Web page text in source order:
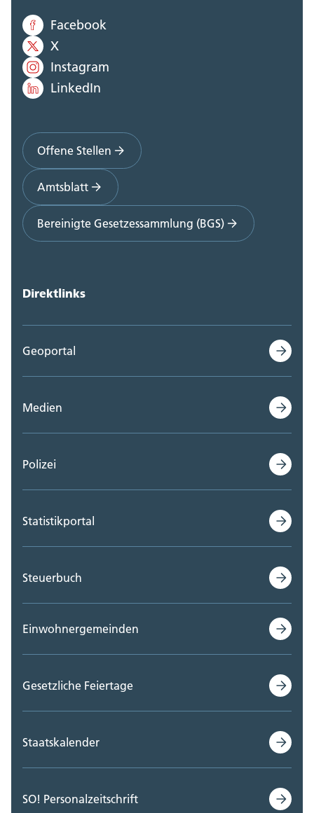
Facebook
X
Instagram
LinkedIn
Offene Stellen
Amtsblatt
Bereinigte Gesetzessammlung (BGS)
Direktlinks
Geoportal
Medien
Polizei
Statistikportal
Steuerbuch
Einwohnergemeinden
Gesetzliche Feiertage
Staatskalender
SO! Personalzeitschrift